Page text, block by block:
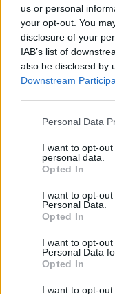
us or personal
your opt-out. You
disclosure of your
IAB’s list of
also be disclosed by
Downstream
Please note that
not limited to your
grant or deny
use your data for
consent section.
Personal Data
I want to opt-
personal data.
Opted In
I want to opt-
Personal Data.
Opted In
I want to opt-
Personal Data
Opted In
I want to opt-out